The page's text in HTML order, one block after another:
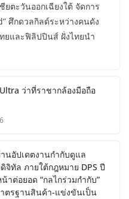
ยตะวันออกเฉียงใต้ จัดการ
ศึกดวลกิลด์ระหว่างคนดัง
ยและฟิลิปปินส์ ฝั่งไทยนำ
ว่าที่ราชากล้องมือถือ
านอัปเดตงานกำกับดูแล
จิทัล ภายใต้กฎหมาย DPS ปี
าต่อยอด “กลไกร่วมกำกับ”
ตรฐานสินค้า-แข่งขันเป็น